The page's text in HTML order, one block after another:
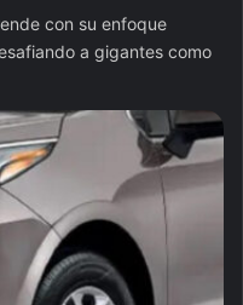
con su enfoque
a gigantes como